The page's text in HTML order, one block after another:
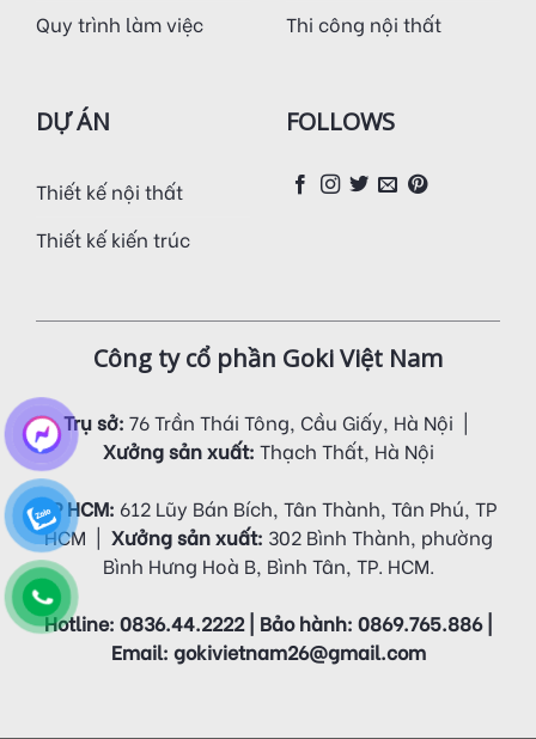
Quy trình làm việc
Thi công nội thất
DỰ ÁN
Thiết kế nội thất
Thiết kế kiến trúc
FOLLOWS
Công ty cổ phần Goki Việt Nam
Trụ sở: 76 Trần Thái Tông, Cầu Giấy, Hà Nội |
Xưởng sản xuất: Thạch Thất, Hà Nội
VP HCM: 612 Lũy Bán Bích, Tân Thành, Tân Phú, TP
HCM | Xưởng sản xuất: 302 Bình Thành, phường
Bình Hưng Hoà B, Bình Tân, TP. HCM.
Hotline: 0836.44.2222 | Bảo hành: 0869.765.886 |
Email: gokivietnam26@gmail.com